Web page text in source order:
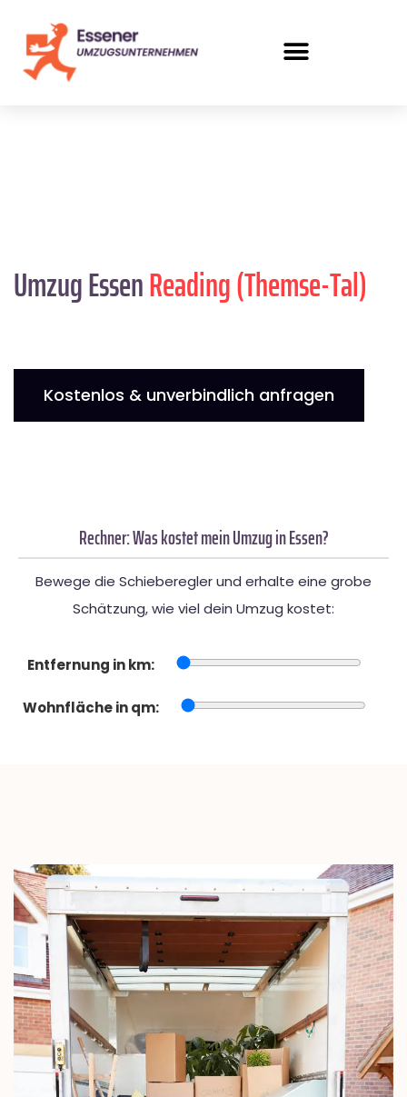
Umzug EssenReading (Themse-Tal)
Kostenlos & unverbindlich anfragen
Rechner: Was kostet mein Umzug in Essen?
Bewege die Schieberegler und erhalte eine grobe
Schätzung, wie viel dein Umzug kostet:
Entfernung in km:
Wohnfläche in qm: